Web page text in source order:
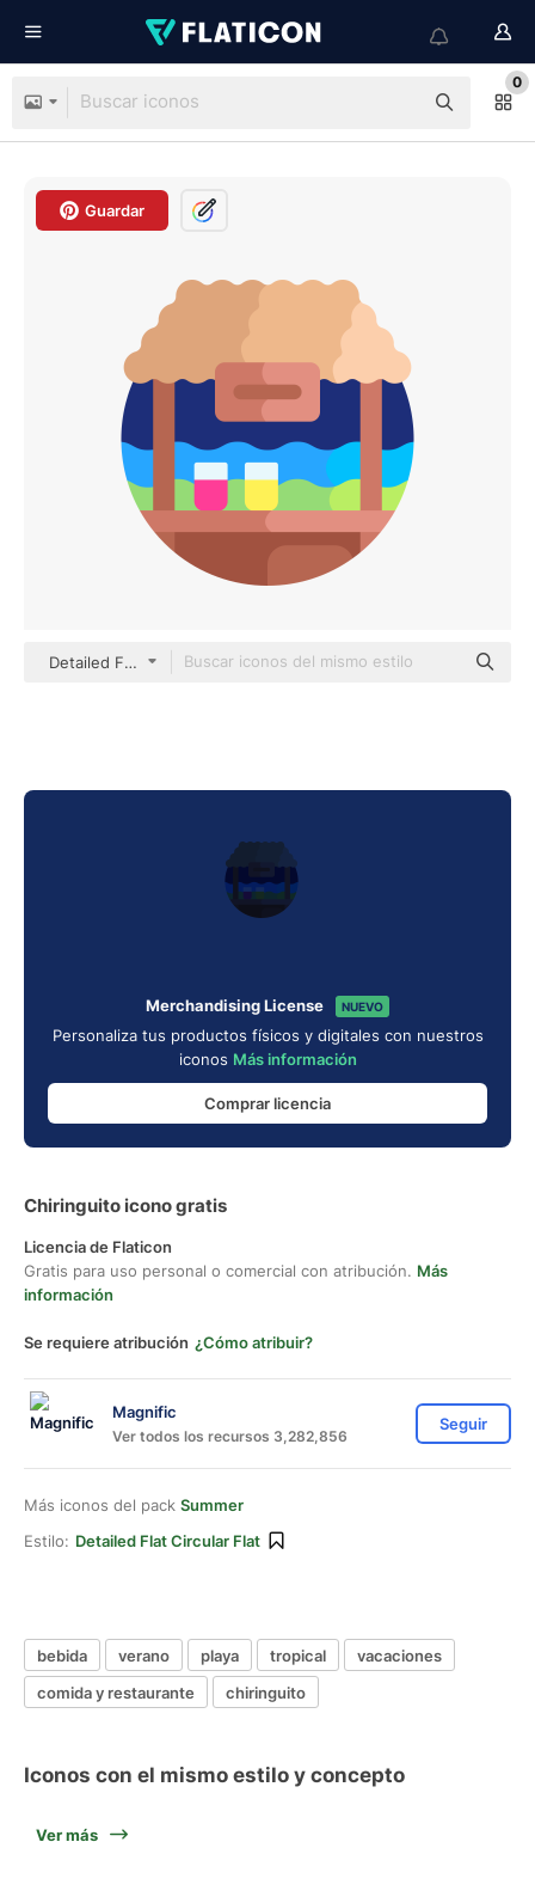
0
Guardar
Detailed Flat Circular Flat
Merchandising License NUEVO
Personaliza tus productos físicos y digitales con nuestros
iconos Más información
Comprar licencia
Chiringuito icono gratis
Licencia de Flaticon
Gratis para uso personal o comercial con atribución. Más
información
Se requiere atribución ¿Cómo atribuir?
Magnific
Ver todos los recursos 3,282,856
Seguir
Más iconos del pack Summer
Estilo: Detailed Flat Circular Flat
bebida verano playa tropical
vacaciones
comida y restaurante
chiringuito
Iconos con el mismo estilo y concepto
Ver más